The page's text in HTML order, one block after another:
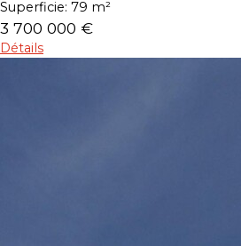
Superficie: 79 m²
3 700 000 €
Détails